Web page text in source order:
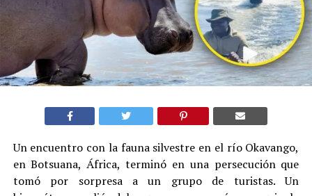
Un encuentro con la fauna silvestre en el río Okavango,
en Botsuana, África, terminó en una persecución que
tomó por sorpresa a un grupo de turistas. Un